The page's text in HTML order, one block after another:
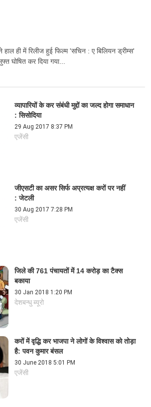
हाल ही में रिलीज हुई फिल्म 'सचिन : ए बिलियन ड्रीम्स'
घोषित कर दिया गया...
व्यापारियों के कर संबंधी मुद्दों का जल्द होगा समाधान
: सिसोदिया
29 Aug 2017 8:37 PM
एजेंसी
जीएसटी का असर सिर्फ अप्रत्यक्ष करों पर नहीं
: जेटली
30 Aug 2017 7:28 PM
एजेंसी
जिले की 761 पंचायतों में 14 करोड़ का टैक्स
बकाया
30 Jan 2018 1:20 PM
देशबन्धु ब्यूरो
करों में वृद्धि कर भाजपा ने लोगों के विश्वास को तोड़ा
है: पवन कुमार बंसल
30 June 2018 5:01 PM
एजेंसी